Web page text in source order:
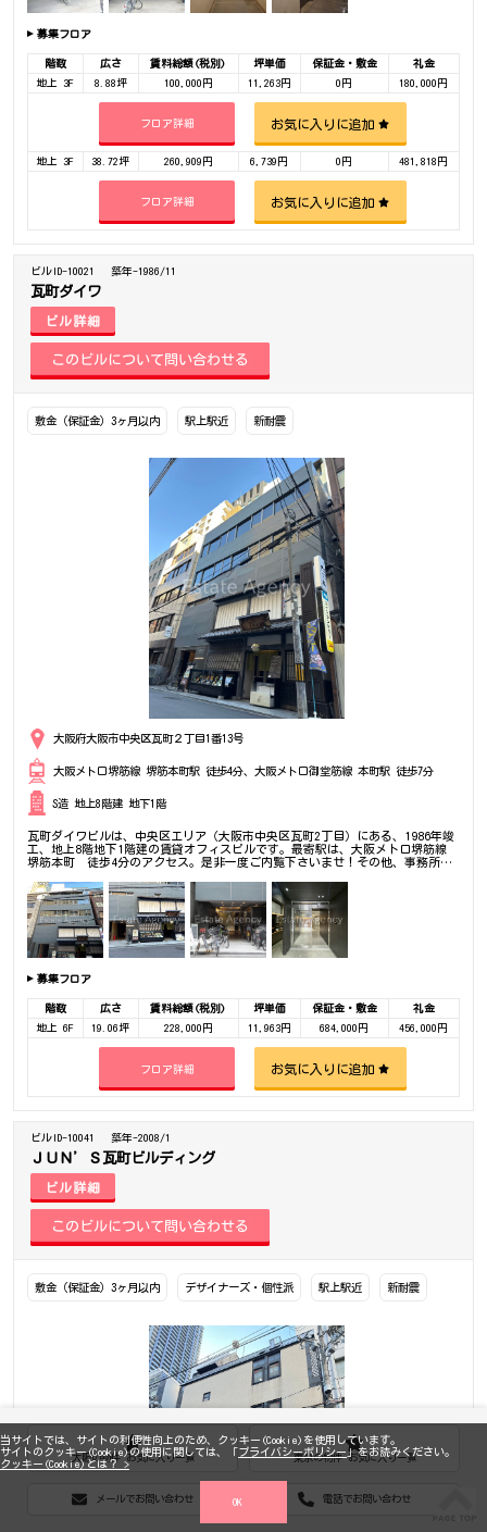
当サイトでは、サイトの利便性向上のため、クッキー(Cookie)を使用しています。
サイトのクッキー(Cookie)の使用に関しては、「プライバシーポリシー 」をお読みください。
クッキー(Cookie)とは？ >
OK
大阪の物件 お気に入り一覧 東京の物件 お気に入り一覧
メールでお問い合わせ 電話でお問い合わせ
募集フロア
階数 広さ 賃料総額(税別) 坪単価 保証金・敷金
礼金
地上 3F
8.88坪 100,000円 11,263円 0円 180,000円
フロア詳細 お気に入りに追加
地上 3F 38.72坪 260,909円 6,739円 0円 481,818円
フロア詳細 お気に入りに追加
ビルID-10021 築年-1986/11
瓦町ダイワ
ビル詳細
敷金（保証金）3ヶ月以内 駅上駅近 新耐震
大阪府大阪市中央区瓦町２丁目1番13号
大阪メトロ堺筋線 堺筋本町駅 徒歩4分、大阪メトロ御堂筋線 本町駅 徒歩7分
S造 地上8階建 地下1階
瓦町ダイワビルは、中央区エリア（大阪市中央区瓦町2丁目）にある、1986年竣
工、地上8階地下1階建の賃貸オフィスビルです。最寄駅は、大阪メトロ堺筋線
堺筋本町 徒歩4分のアクセス。是非一度ご内覧下さいませ！その他、事務所、
募集フロア
階数 広さ 賃料総額(税別) 坪単価 保証金・敷金
礼金
地上 6F
19.06坪 228,000円 11,963円 684,000円 456,000円
フロア詳細 お気に入りに追加
ビルID-10041 築年-2008/1
ＪＵＮ’Ｓ瓦町ビルディング
ビル詳細
敷金（保証金）3ヶ月以内 デザイナーズ・個性派 駅上駅近 新耐震